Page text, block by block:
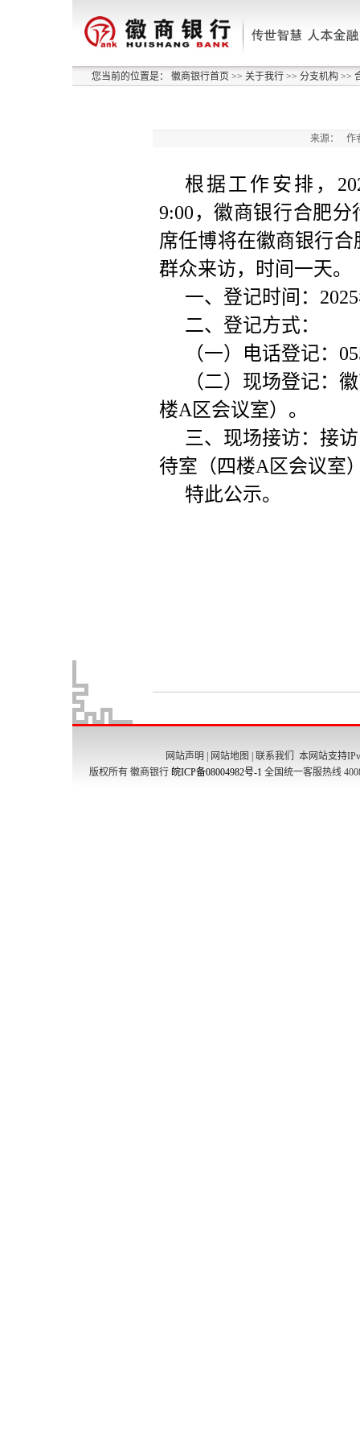
您当前的位置是： 徽商银行首页 >> 关于我行 >> 分支机构 >>
来源： 作
网站声明 网站地图 联系我们
本网站支持
版权所有 徽商银行 皖ICP备08004982号-1 全国统一客服热线